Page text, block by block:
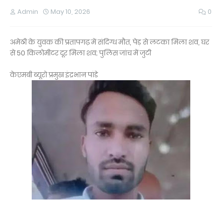
Admin May 10, 2026 0
अमेठी के युवक की प्रतापगढ़ में संदिग्ध मौत, पेड़ से लटका मिला शव, घर
से 50 किलोमीटर दूर मिला शव; पुलिस जांच में जुटी
केएमबी ब्यूरो प्रमुख इंद्रभान पांडे